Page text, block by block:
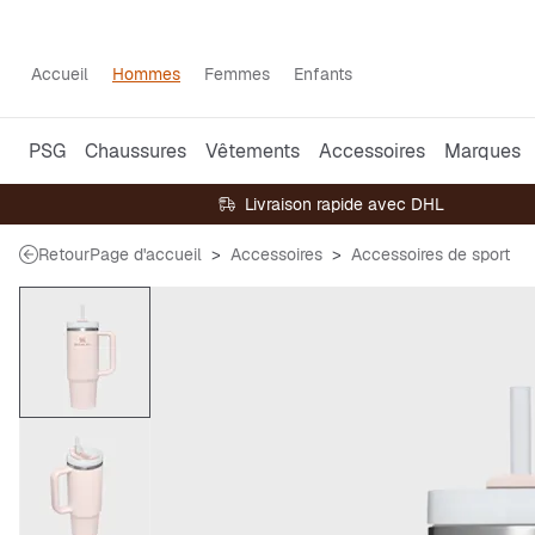
Accueil Hommes Femmes Enfants
PSG Chaussures Vêtements Accessoires Marques
Livraison rapide avec DHL
RetourPage d'accueil Accessoires Accessoires de sport